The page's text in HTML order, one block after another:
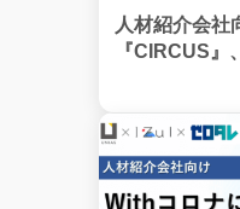
人材紹介会社
『CIRCUS